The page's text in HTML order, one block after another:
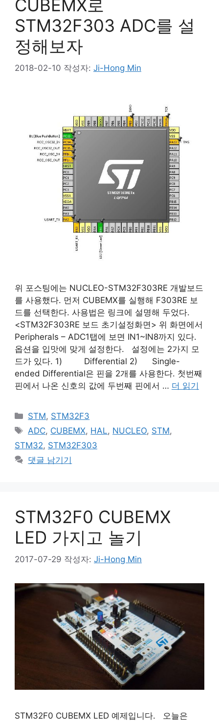
CUBEMX로
STM32F303 ADC를 설
정해보자
2018-02-10 작성자: Ji-Hong Min
위 포스팅에는 NUCLEO-STM32F303RE 개발보드
를 사용했다. 먼저 CUBEMX를 실행해 F303RE 보
드를 선택한다. 사용법은 링크에 설명해 두었다.
<STM32F303RE 보드 초기설정화면> 위 화면에서
Peripherals – ADC1탭에 보면 IN1~IN8까지 있다.
옵션을 입맛에 맞게 설정한다. 설정에는 2가지 모
드가 있다. 1) Differential 2) Single-
ended Differential은 핀을 2개를 사용한다. 첫번째
핀에서 나온 신호의 값에 두번째 핀에서 … 더 읽기
카
테
리
STM, STM32F3
태
그
ADC, CUBEMX, HAL, NUCLEO, STM,
STM32, STM32F303
댓글 남기기
STM32F0 CUBEMX
LED 가지고 놀기
2017-07-29 작성자: Ji-Hong Min
STM32F0 CUBEMX LED 예제입니다. 오늘은